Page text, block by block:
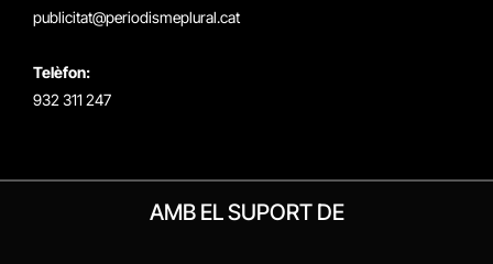
publicitat@periodismeplural.cat
Telèfon:
932 311 247
AMB EL SUPORT DE